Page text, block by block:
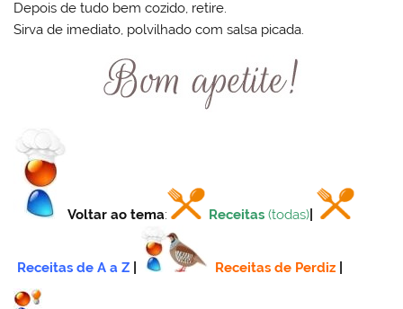
Depois de tudo bem cozido, retire.
Sirva de imediato, polvilhado com salsa picada.
Voltar ao tema: Receitas (todas)
Receitas de A a Z Receitas de Perdiz